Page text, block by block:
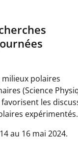
polaires
(Science
favorisent les
expérimentés.
au 16 mai 2024.